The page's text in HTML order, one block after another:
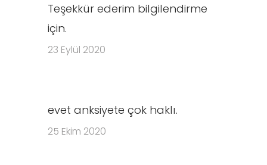
Teşekkür ederim bilgilendirme
için.
23 Eylül 2020
evet anksiyete çok haklı.
25 Ekim 2020